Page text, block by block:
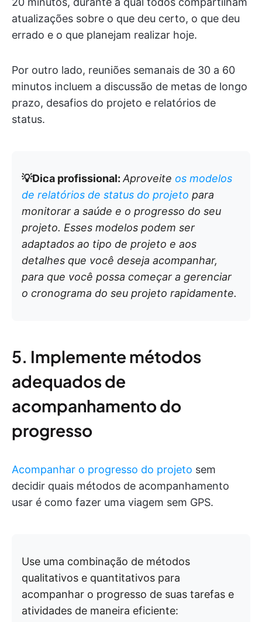
atualizações sobre o que deu certo, o que deu
errado e o que planejam realizar hoje.
Por outro lado, reuniões semanais de 30 a 60
minutos incluem a discussão de metas de longo
prazo, desafios do projeto e relatórios de
status.
💡Dica profissional:Aproveite os modelos
de relatórios de status do projeto para
monitorar a saúde e o progresso do seu
projeto. Esses modelos podem ser
adaptados ao tipo de projeto e aos
detalhes que você deseja acompanhar,
para que você possa começar a gerenciar
o cronograma do seu projeto rapidamente.
5. Implemente métodos
adequados de
acompanhamento do
progresso
Acompanhar o progresso do projeto sem
decidir quais métodos de acompanhamento
usar é como fazer uma viagem sem GPS.
Use uma combinação de métodos
qualitativos e quantitativos para
acompanhar o progresso de suas tarefas e
atividades de maneira eficiente: